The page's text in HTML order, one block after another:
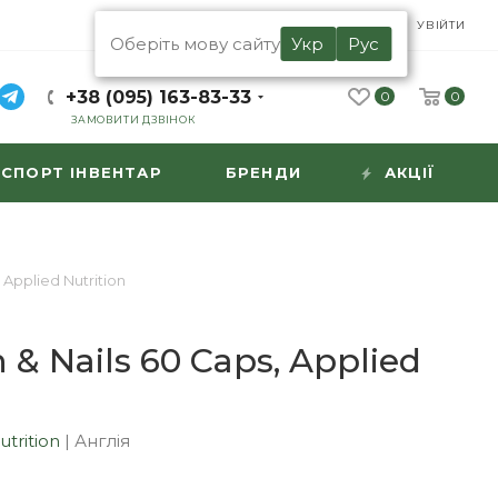
RU
Оберіть мову сайту Укр Рус
УВІЙТИ
+38 (095) 163-83-33
ЗАМОВИТИ ДЗВІНОК
0 0
СПОРТ ІНВЕНТАР БРЕНДИ АКЦІЇ
Applied Nutrition
& Nails 60 Caps, Applied
| Англія